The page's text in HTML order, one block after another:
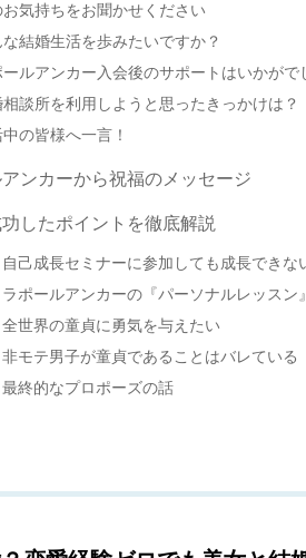
お気持ちをお聞かせください
な結婚生活を歩みたいですか？
ールアンカー入会後のサポートはいかがで
相談所を利用しようと思ったきっかけは？
中の皆様へ一言！
ンカーから祝福のメッセージ
したポイントを徹底解説
己成長セミナーに参加しても成長できな
ポールアンカーの『パーソナルレッスン
世界の童貞に勇気を与えたい
モテ男子が童貞であることはバレている
終的なプロポーズの話